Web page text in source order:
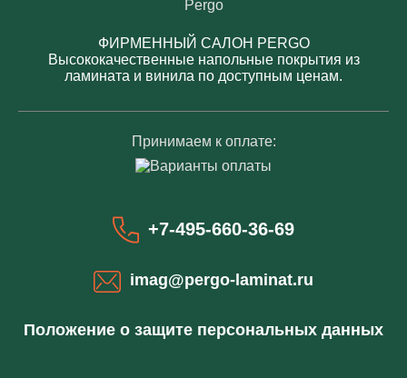
ФИРМЕННЫЙ САЛОН PERGO
Высококачественные напольные покрытия из
ламината и винила по доступным ценам.
Принимаем к оплате:
+7-495-660-36-69
imag@pergo-laminat.ru
Положение о защите персональных данных